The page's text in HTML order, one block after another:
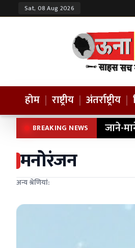
Sat, 08 Aug 2026
होम | राष्ट्रीय | अंतर्राष्ट्रीय |
BREAKING NEWS जाने-
मनोरंजन
अन्य श्रेणियां: